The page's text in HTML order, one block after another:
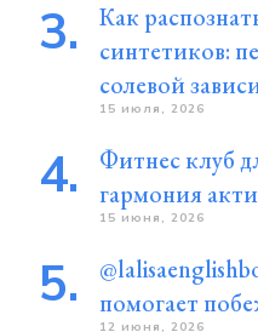
Как
синтетиков:
солевой
15 июля, 2026
Фитнес клуб
гармония
15 июня, 2026
помогает
12 июня, 2026